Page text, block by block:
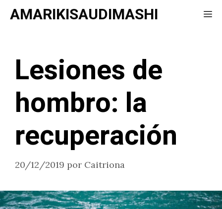
Saltar
AMARIKISAUDIMASHI
Lesiones de
hombro: la
recuperación
20/12/2019 por Caitriona